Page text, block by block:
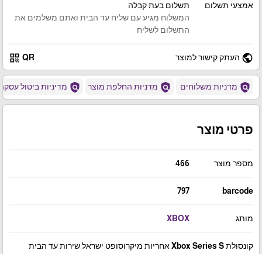
אמצעי תשלום
תשלום בעת קבלה
המשלוח מגיע עם שליח עד הבית ואתם משלמים את
התשלום לשליח
public העתק קישור למוצר QR
qr_code
policy מדניות משלוחים policy מדניות החלפת מוצר policy מדיניות ביטול
פרטי מוצר
מספר מוצר 466
barcode
797
מותג XBOX
קונסולת Xbox Series S אחריות מיקרוסופט ישראל שירות עד הבית